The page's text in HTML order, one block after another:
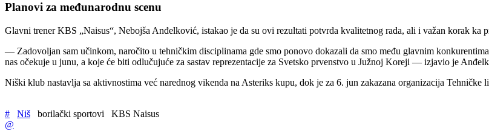
Planovi za međunarodnu scenu
Glavni trener KBS „Naisus“, Nebojša Anđelković, istakao je da su ovi rezultati potvrda kvalitetnog rada, ali i važan korak ka
— Zadovoljan sam učinkom, naročito u tehničkim disciplinama gde smo ponovo dokazali da smo među glavnim
nas očekuje u junu, a koje će biti odlučujuće za sastav reprezentacije za Svetsko prvenstvo u Južnoj Koreji — izjavio je
Niški klub nastavlja sa aktivnostima već narednog vikenda na Asteriks kupu, dok je za 6. jun zakazana organizacija Tehničke
# Niš borilački sportovi
KBS Naisus
@